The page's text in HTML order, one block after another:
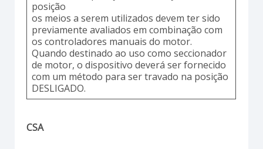
posição
os meios a serem utilizados devem ter sido
previamente avaliados em combinação com
os controladores manuais do motor.
Quando destinado ao uso como seccionador
de motor, o dispositivo deverá ser fornecido
com um método para ser travado na posição
DESLIGADO.
CSA